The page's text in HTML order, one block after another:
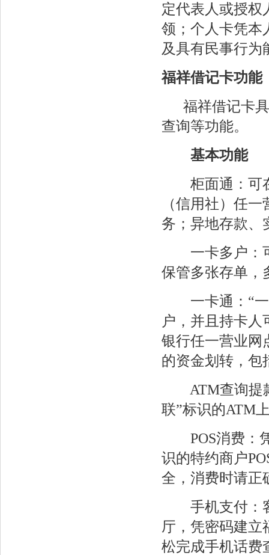
定代表人或授权
领；个人卡凭本
及具有民事行为
福祥借记卡功能
福祥借记卡具
查询等功能。
基本功能
柜面通：可在
（信用社）任
务；异地存款、
一卡多户：可
保管多张存单，
一卡通：“一
户，并且持卡
银行任一营业网
的资金划转，包
ATM查询提款
联”标识的ATM
POS消费：凭
识的特约商户
全，消费时请正
手机支付：客
厅，凭密码建立
松完成手机话费